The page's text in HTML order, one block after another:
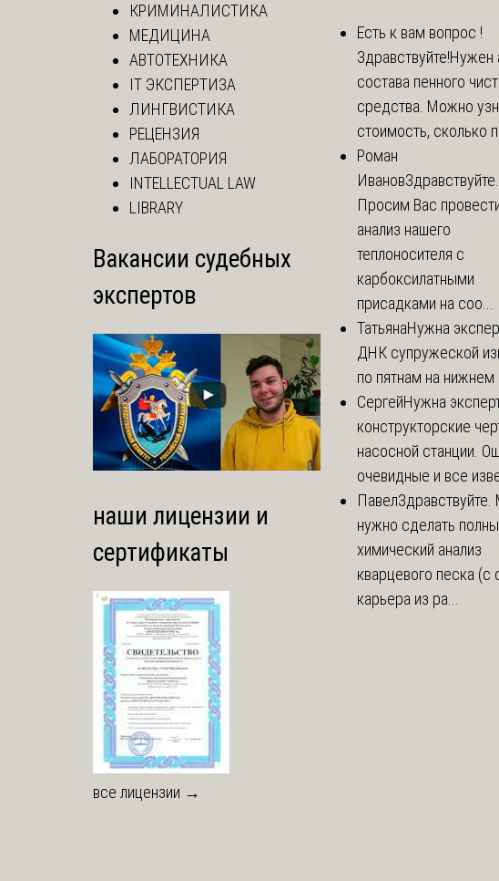
КРИМИНАЛИСТИКА
МЕДИЦИНА
АВТОТЕХНИКА
IT ЭКСПЕРТИЗА
ЛИНГВИСТИКА
РЕЦЕНЗИЯ
ЛАБОРАТОРИЯ
INTELLECTUAL LAW
LIBRARY
Вакансии судебных
экспертов
наши лицензии и
сертификаты
все лицензии →
Есть к вам вопрос !
Здравствуйте!Нужен
состава пенного
средства. Можно
стоимость, сколько
Роман
ИвановЗдравствуйте.
Просим Вас
анализ нашего
теплоносителя с
карбоксилатными
присадками на соо...
ТатьянаНужна
ДНК супружеской
по пятнам на нижнем
СергейНужна
конструкторские
насосной станции.
очевидные и все
ПавелЗдравствуйте.
нужно сделать
химический анализ
кварцевого песка (с
карьера из ра...